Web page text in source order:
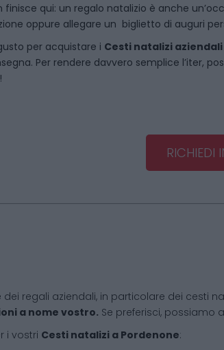
finisce qui: un regalo natalizio è anche
oppure allegare un biglietto di auguri
per acquistare i Cesti natalizi aziendali
Per rendere davvero semplice l’iter,
RICHIEDI
regali aziendali, in particolare dei cesti
a nome vostro. Se preferisci, possiamo
i vostri Cesti natalizi a Pordenone: